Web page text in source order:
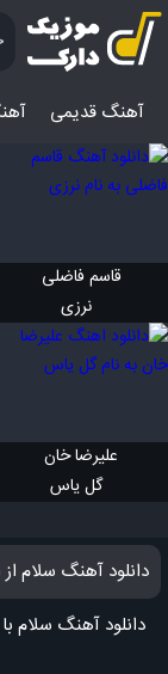
آهنگ قدیمی
قاسم فاضلی
نرزی
علیرضا خان
گل یاس
دانلود آهنگ سلام
دانلود آهنگ سلام